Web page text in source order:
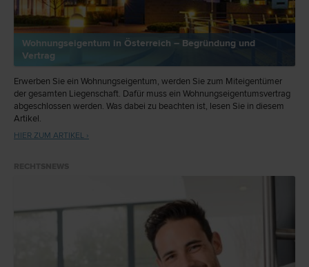
Wohnungseigentum in Österreich – Begründung und
Vertrag
Erwerben Sie ein Wohnungseigentum, werden Sie zum Miteigentümer
der gesamten Liegenschaft. Dafür muss ein Wohnungseigentumsvertrag
abgeschlossen werden. Was dabei zu beachten ist, lesen Sie in diesem
Artikel.
HIER ZUM ARTIKEL ›